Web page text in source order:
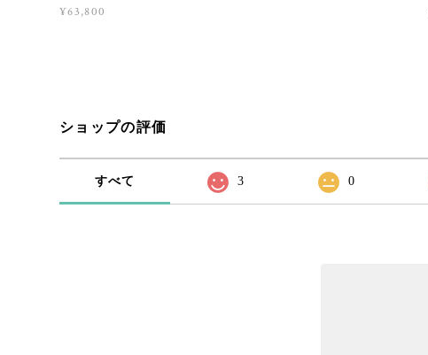
¥63,800
ショップの評価
すべて 3 0